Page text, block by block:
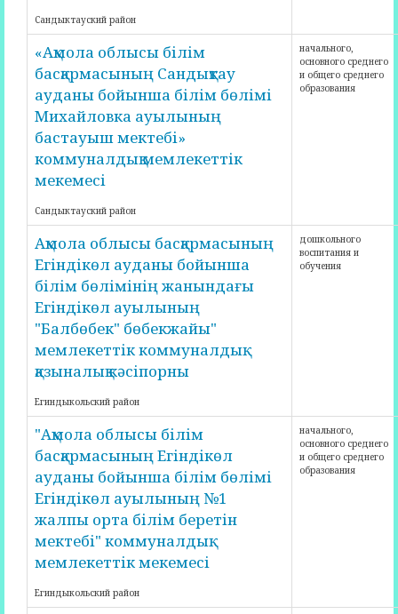
Сандыктауский район
«Ақмола облысы білім
басқармасының Сандықтау
ауданы бойынша білім бөлімі
Михайловка ауылының
бастауыш мектебі»
коммуналдық мемлекеттік
мекемесі
Сандыктауский район
начального,
основного среднего
и общего среднего
образования
Ақмола облысы басқармасының
Егіндікөл ауданы бойынша
білім бөлімінің жанындағы
Егіндікөл ауылының
"Балбөбек" бөбекжайы"
мемлекеттік коммуналдық
қазыналық кәсіпорны
Егиндыкольский район
дошкольного
воспитания и
обучения
"Ақмола облысы білім
басқармасының Егіндікөл
ауданы бойынша білім бөлімі
Егіндікөл ауылының №1
жалпы орта білім беретін
мектебі" коммуналдық
мемлекеттік мекемесі
Егиндыкольский район
начального,
основного среднего
и общего среднего
образования